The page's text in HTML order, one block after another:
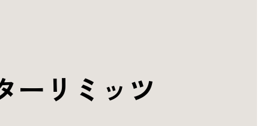
ーリミッツ